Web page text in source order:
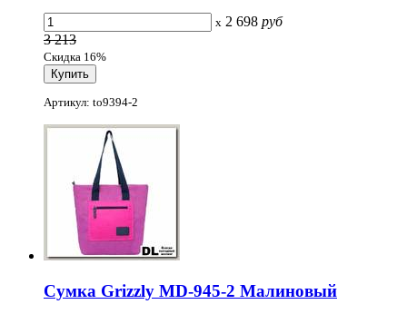
x 2 698 руб
3 213
Скидка 16%
Артикул: to9394-2
Сумка Grizzly MD-945-2 Малиновый